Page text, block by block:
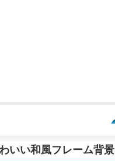
いい和風フレーム背景